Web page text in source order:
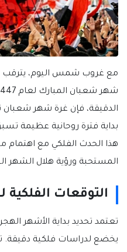
مع غروب شمس اليوم، يترقب
الدقيقة، فإن غرة شهر شعبان
بداية فترة روحانية عظيمة
هذا الحدث الفلكي مع اهتمام
المستحبة ورؤية هلال الشهر
التوقعات
تعتمد تحديد بداية الأشهر
يخضع لدراسات فلكية دقيقة.